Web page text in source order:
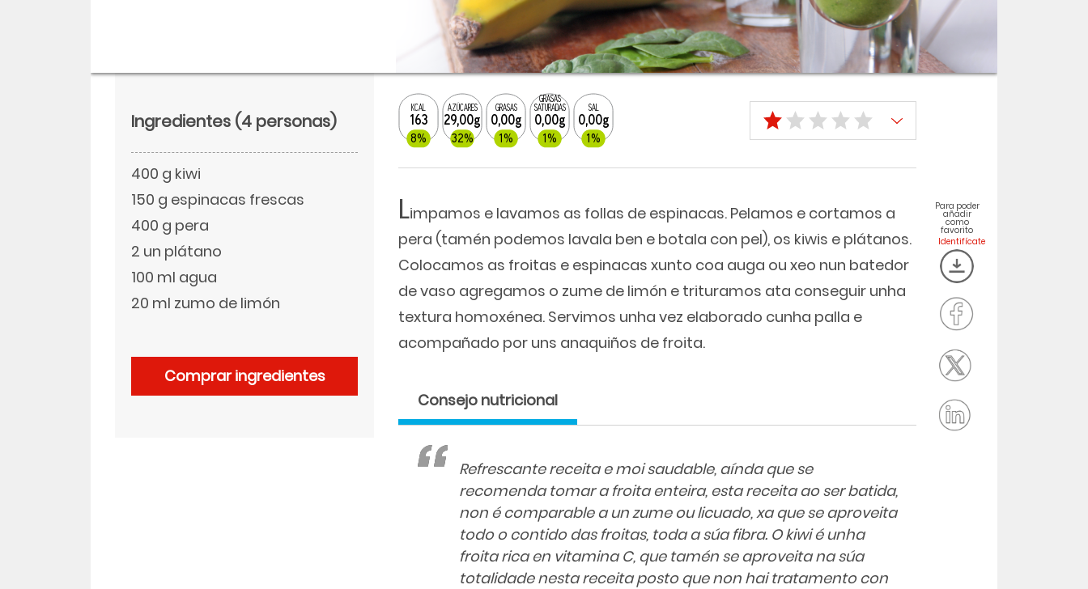
KCAL
163
8%
AZÚCARES
29,00g
32%
GRASAS
0,00g
1%
GRASAS
SATURADAS
0,00g
1%
SAL
0,00g
1%
Limpamos e lavamos as follas de espinacas. Pelamos e cortamos a
pera (tamén podemos lavala ben e botala con pel), os kiwis e plátanos.
Colocamos as froitas e espinacas xunto coa auga ou xeo nun batedor
de vaso agregamos o zume de limón e trituramos ata conseguir unha
textura homoxénea. Servimos unha vez elaborado cunha palla e
acompañado por uns anaquiños de froita.
Consejo nutricional
Refrescante receita e moi saudable, aínda que se
recomenda tomar a froita enteira, esta receita ao ser batida,
non é comparable a un zume ou licuado, xa que se aproveita
todo o contido das froitas, toda a súa fibra. O kiwi é unha
froita rica en vitamina C, que tamén se aproveita na súa
totalidade nesta receita posto que non hai tratamento con
Para poder
añadir
como
favorito
Ingredientes (4 personas)
400 g kiwi
150 g espinacas frescas
400 g pera
2 un plátano
100 ml agua
20 ml zumo de limón
Comprar ingredientes